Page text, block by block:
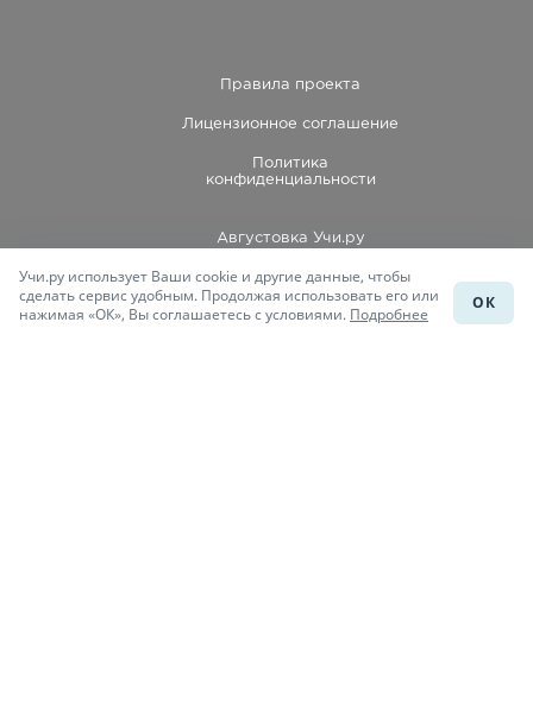
Правила проекта
Лицензионное соглашение
Политика
конфиденциальности
Августовка Учи.ру
Каталог школ
Подготовка к уроку
Учи.ру использует Ваши cookie и другие данные, чтобы
сделать сервис удобным. Продолжая использовать его или
нажимая «ОК», Вы соглашаетесь с условиями. Подробнее
ОК